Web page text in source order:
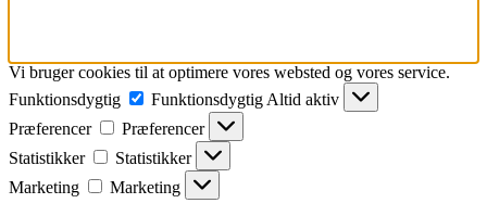
Vi bruger cookies til at optimere vores websted og vores service.
Funktionsdygtig
Funktionsdygtig Altid aktiv
Præferencer
Præferencer
Statistikker
Statistikker
Marketing
Marketing